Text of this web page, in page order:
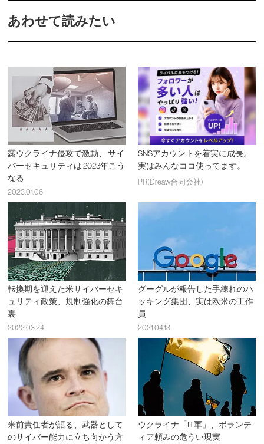
あわせて読みたい
露ウクライナ侵攻で激動、 サイ
バーセキュリティは 2023年こう
なる
2023.01.06
SNSアカウントを着実に成長。
実はみんなココ使ってます。
PR(Dreaw合同会社)
転換期を迎えた米サイバーセキ
ュリティ政策、規制強化の舞台
裏
2022.03.24
グーグルが報告した手練れのハ
ッキング集団、実は欧米の工作
員
2021.04.13
米前責任者が語る、武器として
のサイバー能力に立ち向かう方
ウクライナ「IT軍」、ボランテ
ィア頼みの危うい現実